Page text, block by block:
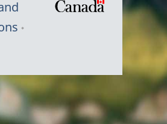
Canada